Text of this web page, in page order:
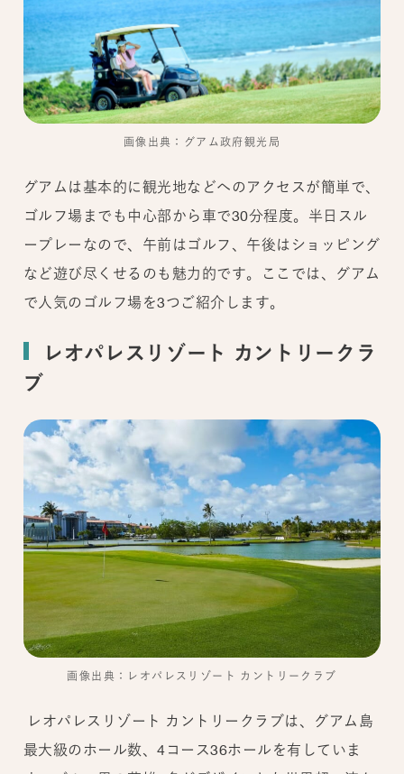
画像出典：グアム政府観光局
グアムは基本的に観光地などへのアクセスが簡単で、
ゴルフ場までも中心部から車で30分程度。半日スル
ープレーなので、午前はゴルフ、午後はショッピング
など遊び尽くせるのも魅力的です。ここでは、グアム
で人気のゴルフ場を3つご紹介します。
レオパレスリゾート カントリークラ
ブ
画像出典：レオパレスリゾート カントリークラブ
レオパレスリゾート カントリークラブは、グアム島
最大級のホール数、4コース36ホールを有していま